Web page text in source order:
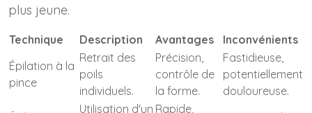
plus jeune.
Technique Description Avantages
Inconvénients
Épilation à la
pince
Retrait des
poils
individuels.
Précision,
contrôle de
la forme.
Fastidieuse,
potentiellement
douloureuse.
Utilisation d'un Rapide,